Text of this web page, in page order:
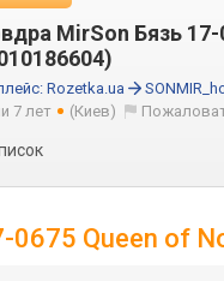
MirSon Бязь
Rozetka.ua
7 лет
(Киев)
0675 Queen of